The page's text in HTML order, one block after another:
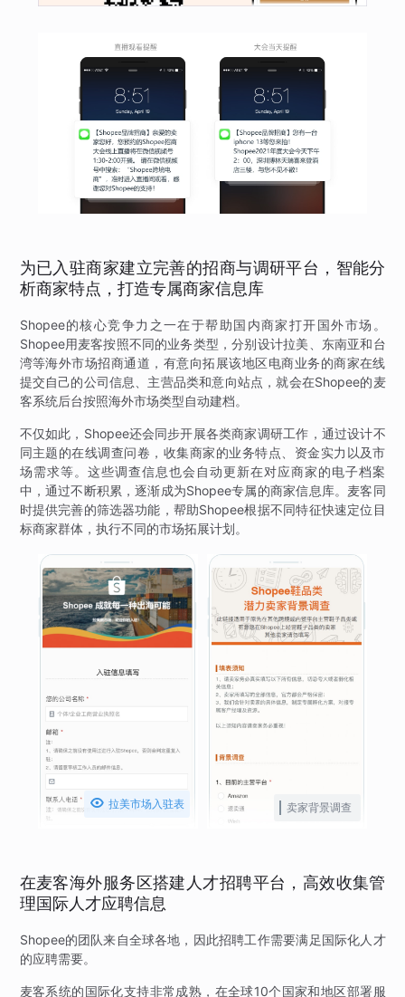
为已入驻商家建立完善的招商与调研平台，智能分
析商家特点，打造专属商家信息库
Shopee的核心竞争力之一在于帮助国内商家打开国外市场。
Shopee用麦客按照不同的业务类型，分别设计拉美、东南亚和台
湾等海外市场招商通道，有意向拓展该地区电商业务的商家在线
提交自己的公司信息、主营品类和意向站点，就会在Shopee的麦
客系统后台按照海外市场类型自动建档。
不仅如此，Shopee还会同步开展各类商家调研工作，通过设计不
同主题的在线调查问卷，收集商家的业务特点、资金实力以及市
场需求等。这些调查信息也会自动更新在对应商家的电子档案
中，通过不断积累，逐渐成为Shopee专属的商家信息库。麦客同
时提供完善的筛选器功能，帮助Shopee根据不同特征快速定位目
标商家群体，执行不同的市场拓展计划。
 拉美市场入驻表 卖家背景调查
在麦客海外服务区搭建人才招聘平台，高效收集管
理国际人才应聘信息
Shopee的团队来自全球各地，因此招聘工作需要满足国际化人才
的应聘需要。
麦客系统的国际化支持非常成熟，在全球10个国家和地区部署服